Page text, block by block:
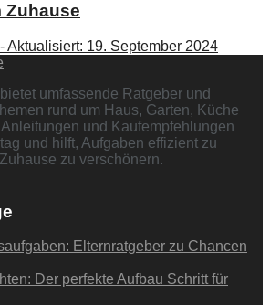
Zuhause
Aktualisiert: 19. September 2024
umfassende Ratgeber und
rund um Haus, Garten, Küche
und Kaufempfehlungen
und hilft, Aufgaben effizient zu
zu verschönern.
Elternratgeber zu Chancen
Der perfekte Aufbau Schritt für